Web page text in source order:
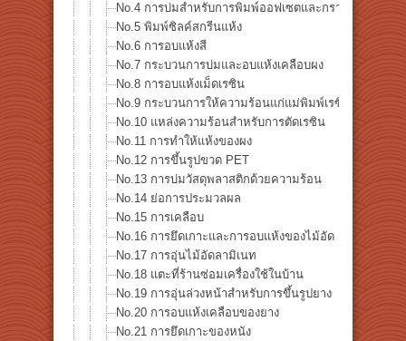
No.4 การบ่มสำหรับการพิมพ์ออฟเซตและกราเวียร์
No.5 พิมพ์ซิลค์สกรีนแห้ง
No.6 การอบแห้งสี
No.7 กระบวนการบ่มและอบแห้งเคลือบผง
No.8 การอบแห้งเม็ดเรซิน
No.9 กระบวนการให้ความร้อนแก่แม่พิมพ์เรซิน
No.10 แหล่งความร้อนสำหรับการตัดเรซิน
No.11 การทำให้แห้งของผง
No.12 การขึ้นรูปขวด PET
No.13 การบ่มวัสดุพลาสติกด้วยความร้อน
No.14 ย่อการประมวลผล
No.15 การเคลือบ
No.16 การยึดเกาะและการอบแห้งของไม้อัด
No.17 การอุ่นไม้อัดลามิเนท
No.18 แตะที่ร้านซ่อมเครื่องใช้ในบ้าน
No.19 การอุ่นล่วงหน้าสำหรับการขึ้นรูปยาง
No.20 การอบแห้งเคลือบของยาง
No.21 การยึดเกาะของหนัง